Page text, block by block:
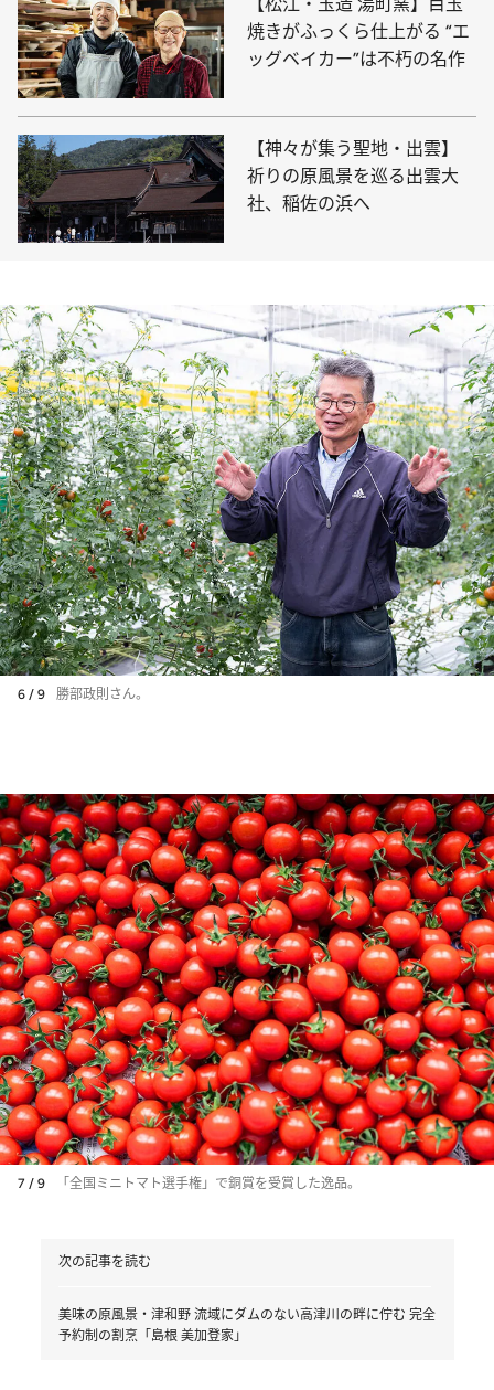
焼きがふっくら仕上がる “エ
ッグベイカー”は不朽の名作
【神々が集う聖地・出雲】
祈りの原風景を巡る出雲大
社、稲佐の浜へ
6 / 9 勝部政則さん。
7 / 9 「全国ミニトマト選手権」で銅賞を受賞した逸品。
次の記事を読む
美味の原風景・津和野 流域にダムのない高津川の畔に佇む 完全
予約制の割烹「島根 美加登家」